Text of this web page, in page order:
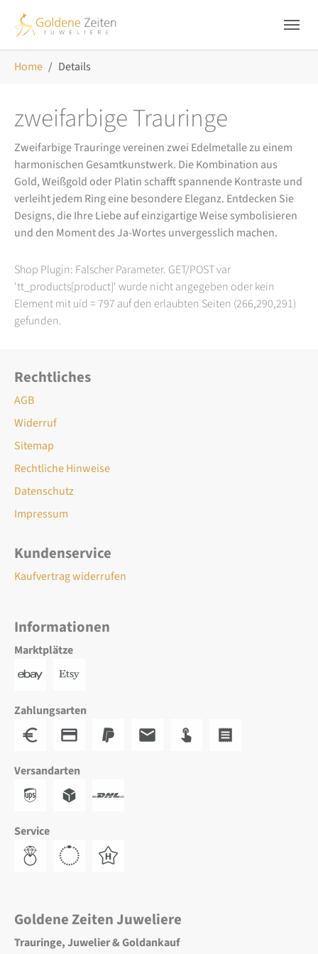
Home Details
zweifarbige Trauringe
Zweifarbige Trauringe vereinen zwei Edelmetalle zu einem
harmonischen Gesamtkunstwerk. Die Kombination aus
Gold, Weißgold oder Platin schafft spannende Kontraste und
verleiht jedem Ring eine besondere Eleganz. Entdecken Sie
Designs, die Ihre Liebe auf einzigartige Weise symbolisieren
und den Moment des Ja-Wortes unvergesslich machen.
Shop Plugin: Falscher Parameter. GET/POST var
'tt_products[product]' wurde nicht angegeben oder kein
Element mit uid = 797 auf den erlaubten Seiten (266,290,291)
gefunden.
Rechtliches
AGB
Widerruf
Sitemap
Rechtliche Hinweise
Datenschutz
Impressum
Kundenservice
Kaufvertrag widerrufen
Informationen
Marktplätze
Zahlungsarten
Versandarten
Service
Goldene Zeiten Juweliere
Trauringe, Juwelier & Goldankauf